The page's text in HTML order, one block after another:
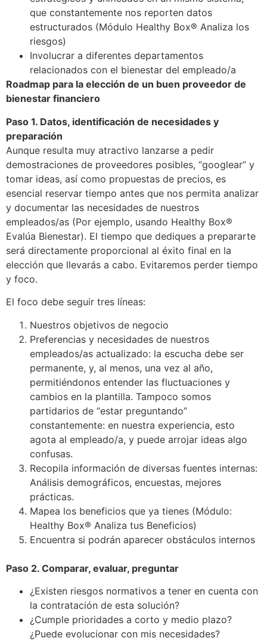
que constantemente nos reporten datos
estructurados (Módulo Healthy Box® Analiza los
riesgos)
Involucrar a diferentes departamentos
relacionados con el bienestar del empleado/a
Roadmap para la elección de un buen proveedor de
bienestar financiero
Paso 1. Datos, identificación de necesidades y
preparación
Aunque resulta muy atractivo lanzarse a pedir
demostraciones de proveedores posibles, “googlear” y
tomar ideas, así como propuestas de precios, es
esencial reservar tiempo antes que nos permita analizar
y documentar las necesidades de nuestros
empleados/as (Por ejemplo, usando Healthy Box®
Evalúa Bienestar). El tiempo que dediques a prepararte
será directamente proporcional al éxito final en la
elección que llevarás a cabo. Evitaremos perder tiempo
y foco.
El foco debe seguir tres líneas:
Nuestros objetivos de negocio
Preferencias y necesidades de nuestros
empleados/as actualizado: la escucha debe ser
permanente, y, al menos, una vez al año,
permitiéndonos entender las fluctuaciones y
cambios en la plantilla. Tampoco somos
partidarios de “estar preguntando”
constantemente: en nuestra experiencia, esto
agota al empleado/a, y puede arrojar ideas algo
confusas.
Recopila información de diversas fuentes internas:
Análisis demográficos, encuestas, mejores
prácticas.
Mapea los beneficios que ya tienes (Módulo:
Healthy Box® Analiza tus Beneficios)
Encuentra si podrán aparecer obstáculos internos
Paso 2. Comparar, evaluar, preguntar
¿Existen riesgos normativos a tener en cuenta con
la contratación de esta solución?
¿Cumple prioridades a corto y medio plazo?
¿Puede evolucionar con mis necesidades?